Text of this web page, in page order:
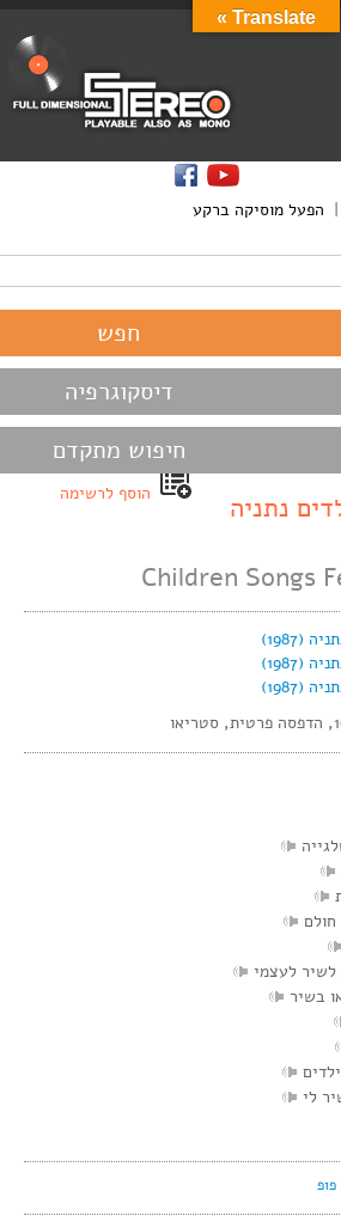
| הפעל מוסיקה ברקע
דיסקוגרפיה
חיפוש מתקדם
הוסף לרשימה
נתניה
Children Songs
פופ
Translate »